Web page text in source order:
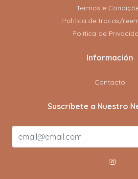
Termos e
Politica de trocas/
Política de
Información
Contacto
Suscríbete a Nuestro